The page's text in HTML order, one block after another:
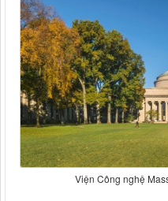
Viện Công nghệ